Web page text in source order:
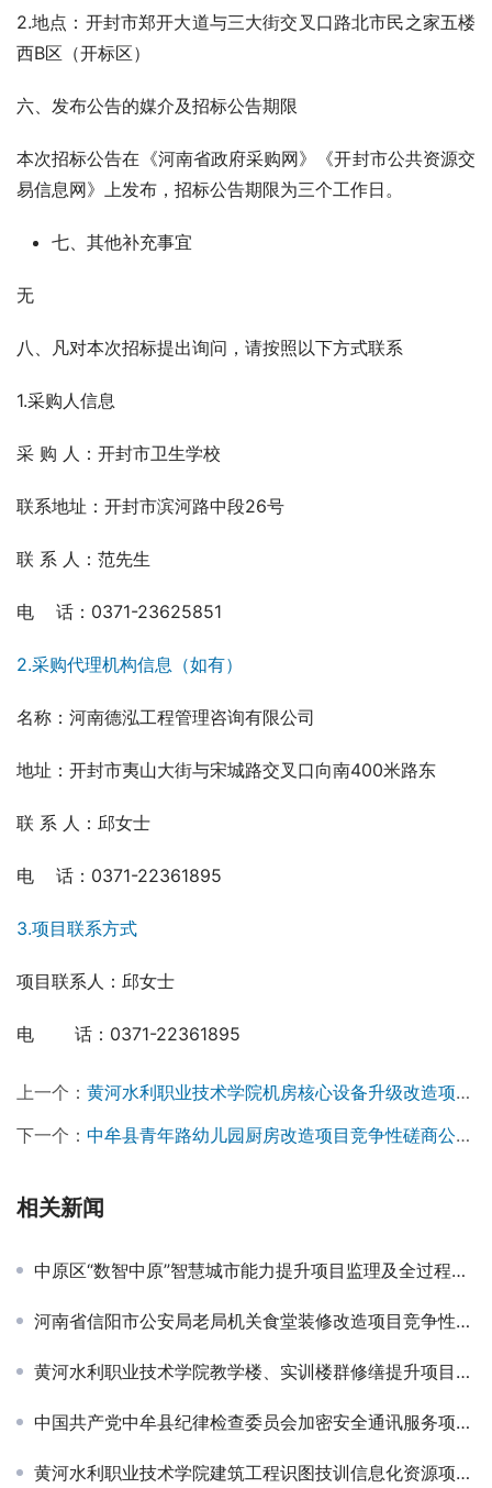
2.地点：开封市郑开大道与三大街交叉口路北市民之家五楼
西B区（开标区）
六、发布公告的媒介及招标公告期限
本次招标公告在《河南省政府采购网》《开封市公共资源交
易信息网》上发布，招标公告期限为三个工作日。
七、其他补充事宜
无
八、凡对本次招标提出询问，请按照以下方式联系
1.采购人信息
采 购 人：开封市卫生学校
联系地址：开封市滨河路中段26号
联 系 人：范先生
电    话：0371-23625851
2.采购代理机构信息（如有）
名称：河南德泓工程管理咨询有限公司
地址：开封市夷山大街与宋城路交叉口向南400米路东
联 系 人：邱女士
电    话：0371-22361895
3.项目联系方式
项目联系人：邱女士
电　　 话：0371-22361895
上一个： 黄河水利职业技术学院机房核心设备升级改造项目（二次）成交公告￼
下一个： 中牟县青年路幼儿园厨房改造项目竞争性磋商公告￼
相关新闻
中原区“数智中原”智慧城市能力提升项目监理及全过程造价咨询服务项目第一标段中标候选人公示
河南省信阳市公安局老局机关食堂装修改造项目竞争性磋商公告￼
黄河水利职业技术学院教学楼、实训楼群修缮提升项目成交公告￼ ￼
中国共产党中牟县纪律检查委员会加密安全通讯服务项目-成交公告
黄河水利职业技术学院建筑工程识图技训信息化资源项目单一来源采购公告